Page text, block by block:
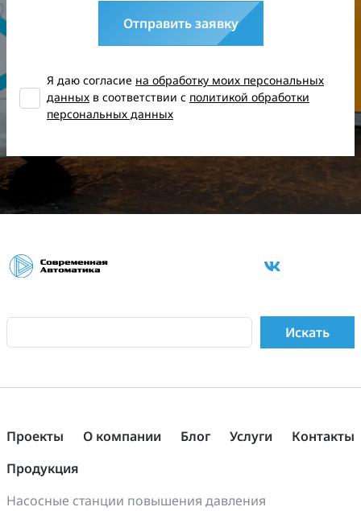
Отправить заявку
Я даю согласие на обработку моих персональных
данных в соответствии с политикой обработки
персональных данных
Проекты О компании Блог Услуги
Контакты
Продукция
Насосные станции повышения давления